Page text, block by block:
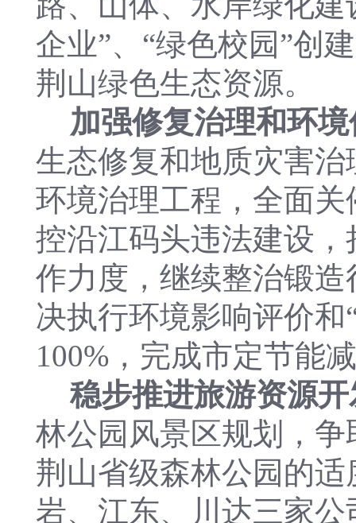
企业”、“绿色校园”创
荆山绿色生态资源。
加强修复治理和环
生态修复和地质灾害
环境治理工程，全面
控沿江码头违法建设
作力度，继续整治锻
决执行环境影响评价
100%，完成市定节能
稳步推进旅游资源
林公园风景区规划，
荆山省级森林公园的
岩、江东、川达三家